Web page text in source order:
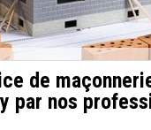
de
par nos